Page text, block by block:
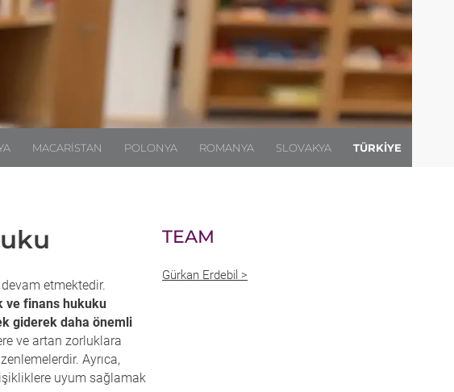
MACARISTAN POLONYA ROMANYA SLOVAKYA TÜRKIYE
etmektedir.
ve finans hukuku
giderek daha önemli
ve artan zorluklara
Ayrıca,
uyum sağlamak
TEAM
Gürkan Erdebil >